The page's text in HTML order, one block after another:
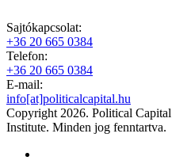
Sajtókapcsolat:
+36 20 665 0384
Telefon:
+36 20 665 0384
E-mail:
info[at]politicalcapital.hu
Copyright 2026. Political
Institute. Minden jog fenntartva.